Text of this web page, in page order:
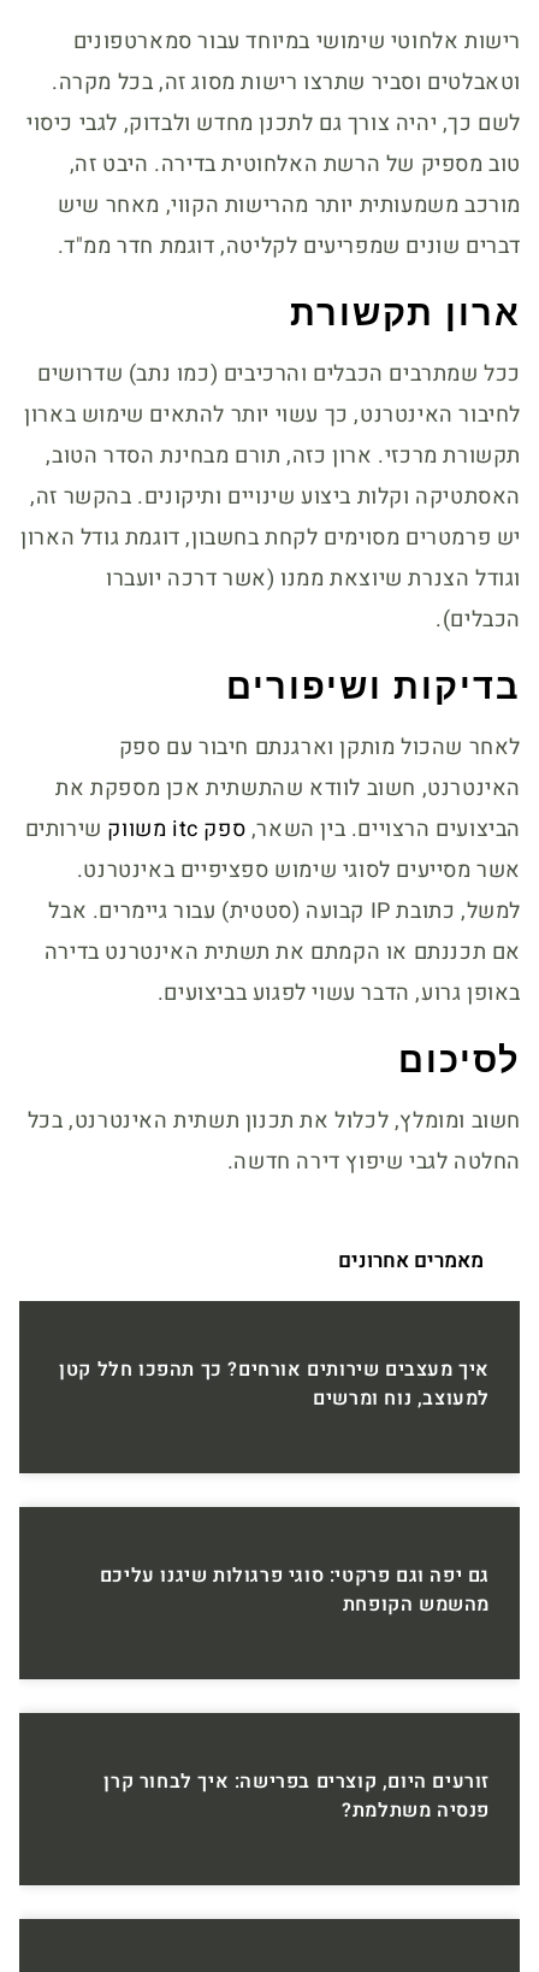
רישות אלחוטי שימושי במיוחד עבור סמארטפונים
וטאבלטים וסביר שתרצו רישות מסוג זה, בכל מקרה.
לשם כך, יהיה צורך גם לתכנן מחדש ולבדוק, לגבי כיסוי
טוב מספיק של הרשת האלחוטית בדירה. היבט זה,
מורכב משמעותית יותר מהרישות הקווי, מאחר שיש
דברים שונים שמפריעים לקליטה, דוגמת חדר ממ"ד.
ארון תקשורת
ככל שמתרבים הכבלים והרכיבים (כמו נתב) שדרושים
לחיבור האינטרנט, כך עשוי יותר להתאים שימוש בארון
תקשורת מרכזי. ארון כזה, תורם מבחינת הסדר הטוב,
האסתטיקה וקלות ביצוע שינויים ותיקונים. בהקשר זה,
יש פרמטרים מסוימים לקחת בחשבון, דוגמת גודל הארון
וגודל הצנרת שיוצאת ממנו (אשר דרכה יועברו
הכבלים).
בדיקות ושיפורים
לאחר שהכול מותקן וארגנתם חיבור עם ספק
האינטרנט, חשוב לוודא שהתשתית אכן מספקת את
הביצועים הרצויים. בין השאר,ספק itc משווק
שירותים
אשר מסייעים לסוגי שימוש ספציפיים באינטרנט.
למשל, כתובת IP קבועה (סטטית) עבור גיימרים. אבל
אם תכננתם או הקמתם את תשתית האינטרנט בדירה
באופן גרוע, הדבר עשוי לפגוע בביצועים.
לסיכום
חשוב ומומלץ, לכלול את תכנון תשתית האינטרנט, בכל
החלטה לגבי שיפוץ דירה חדשה.
מאמרים אחרונים
איך מעצבים שירותים אורחים? כך תהפכו חלל קטן
למעוצב, נוח ומרשים
גם יפה וגם פרקטי: סוגי פרגולות שיגנו עליכם
מהשמש הקופחת
זורעים היום, קוצרים בפרישה: איך לבחור קרן
פנסיה משתלמת?